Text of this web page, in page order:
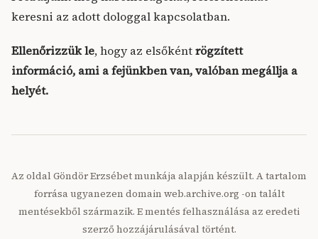
keresni az adott dologgal kapcsolatban.
Ellenőrizzük le, hogy az elsőkéntrögzített
információ, ami a fejünkben van, valóban megállja a
helyét.
Az oldal Göndör Erzsébet munkája alapján készült. A tartalom
forrása ugyanezen domain web.archive.org -on talált
mentésekből származik. E mentés felhasználása az eredeti
szerző hozzájárulásával történt.